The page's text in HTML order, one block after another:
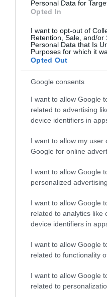
Personal Data for
Opted In
I want to opt-out of
Retention, Sale, and/or
Personal Data that Is
Purposes for which it
Opted Out
Google consents
I want to allow Google
related to advertising
device identifiers in
I want to allow my user
Google for online
I want to allow Google
personalized advertising.
I want to allow Google
related to analytics like
device identifiers in
I want to allow Google
related to functionality
I want to allow Google
related to
, és a Nagy
elemzések szerint
tartalmaz, hogy még a
tízszer fémesebbek
csillag lehet a
égitest
, amit valaha
Különös, hogy az SDSS
szenet tartalmaz– ez
termelnek szenet,
szerint ez a hiány arra
porban gazdag
anyag gyorsan lehűlt.
A mozgási adatok